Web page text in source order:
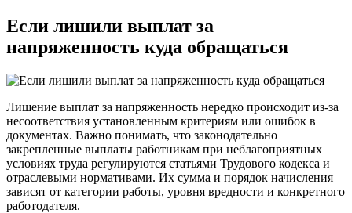
Если лишили выплат за
напряженность куда обращаться
Лишение выплат за напряженность нередко происходит из-за
несоответствия установленным критериям или ошибок в
документах. Важно понимать, что законодательно
закрепленные выплаты работникам при неблагоприятных
условиях труда регулируются статьями Трудового кодекса и
отраслевыми нормативами. Их сумма и порядок начисления
зависят от категории работы, уровня вредности и конкретного
работодателя.